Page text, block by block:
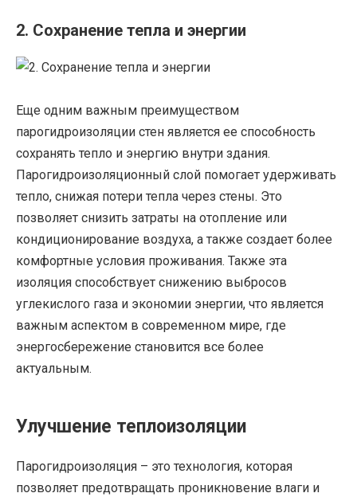
2. Сохранение тепла и энергии
Еще одним важным преимуществом
парогидроизоляции стен является ее способность
сохранять тепло и энергию внутри здания.
Парогидроизоляционный слой помогает удерживать
тепло, снижая потери тепла через стены. Это
позволяет снизить затраты на отопление или
кондиционирование воздуха, а также создает более
комфортные условия проживания. Также эта
изоляция способствует снижению выбросов
углекислого газа и экономии энергии, что является
важным аспектом в современном мире, где
энергосбережение становится все более
актуальным.
Улучшение теплоизоляции
Парогидроизоляция – это технология, которая
позволяет предотвращать проникновение влаги и